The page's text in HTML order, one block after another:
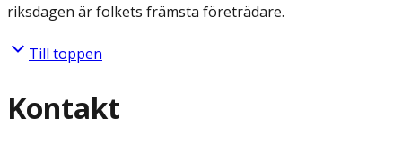
riksdagen är folkets främsta företrädare.
Till toppen
Kontakt